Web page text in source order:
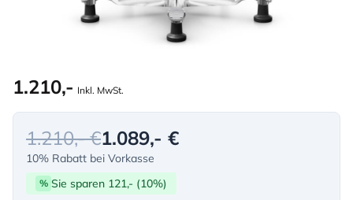
1.210,- Inkl. MwSt.
1.210,- €1.089,- €
10% Rabatt bei Vorkasse
% Sie sparen 121,- (10%)